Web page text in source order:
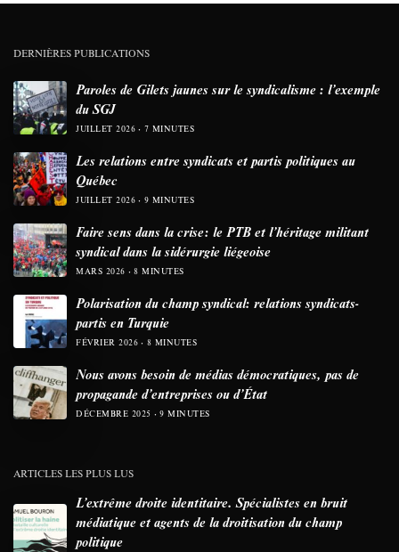
DERNIÈRES PUBLICATIONS
Paroles de Gilets jaunes sur le syndicalisme : l’exemple
du SGJ
JUILLET 2026 7 MINUTES
Les relations entre syndicats et partis politiques au
Québec
JUILLET 2026 9 MINUTES
Faire sens dans la crise: le PTB et l’héritage militant
syndical dans la sidérurgie liégeoise
MARS 2026 8 MINUTES
Polarisation du champ syndical: relations syndicats-
partis en Turquie
FÉVRIER 2026 8 MINUTES
Nous avons besoin de médias démocratiques, pas de
propagande d’entreprises ou d’État
DÉCEMBRE 2025 9 MINUTES
ARTICLES LES PLUS LUS
L’extrême droite identitaire. Spécialistes en bruit
médiatique et agents de la droitisation du champ
politique